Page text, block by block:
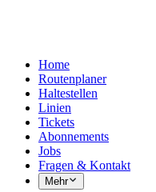
Home
Routenplaner
Haltestellen
Linien
Tickets
Abonnements
Jobs
Fragen & Kontakt
Mehr